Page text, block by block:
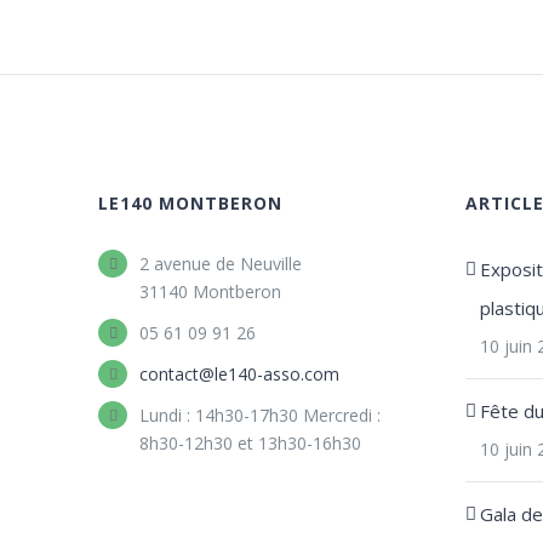
LE140 MONTBERON
2 avenue de Neuville
31140 Montberon
05 61 09 91 26
contact@le140-asso.com
Lundi : 14h30-17h30 Mercredi :
8h30-12h30 et 13h30-16h30
10 juin
Fête
10 juin
Gala